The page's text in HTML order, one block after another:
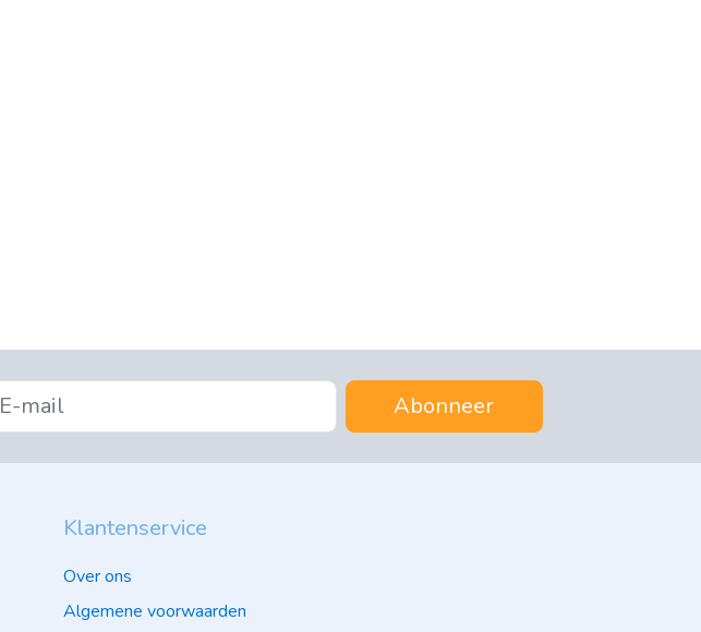
Abonneer
Klantenservice
Over ons
Algemene voorwaarden